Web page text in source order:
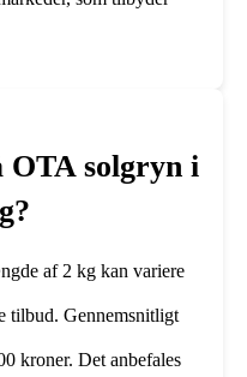
OTA solgryn i
af 2 kg kan variere
tilbud. Gennemsnitligt
kroner. Det anbefales